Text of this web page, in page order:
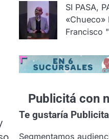
SI PASA,
«Chueco»
Francisco
Publicitá con
Te gustaría
Segmentamos